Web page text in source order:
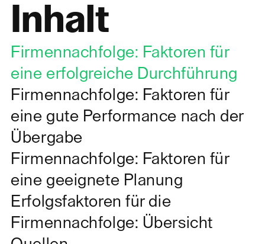
Inhalt
Firmennachfolge: Faktoren für
eine erfolgreiche Durchführung
Firmennachfolge: Faktoren für
eine gute Performance nach der
Übergabe
Firmennachfolge: Faktoren für
eine geeignete Planung
Erfolgsfaktoren für die
Firmennachfolge: Übersicht